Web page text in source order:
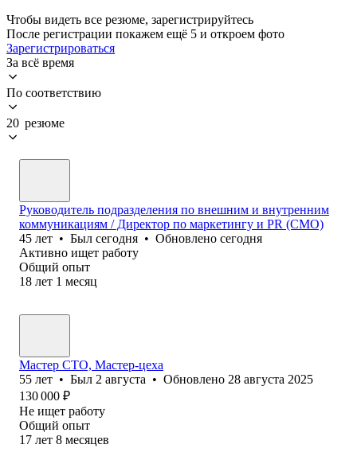
Чтобы видеть все резюме, зарегистрируйтесь
После регистрации покажем ещё 5 и откроем фото
Зарегистрироваться
За всё время
По соответствию
20 резюме
Руководитель подразделения по внешним и внутренним
коммуникациям / Директор по маркетингу и PR (CMO)
45 лет • Был сегодня • Обновлено сегодня
Активно ищет работу
Общий опыт
18 лет 1 месяц
Мастер СТО, Мастер-цеха
55 лет • Был 2 августа • Обновлено 28 августа 2025
130 000 ₽
Не ищет работу
Общий опыт
17 лет 8 месяцев